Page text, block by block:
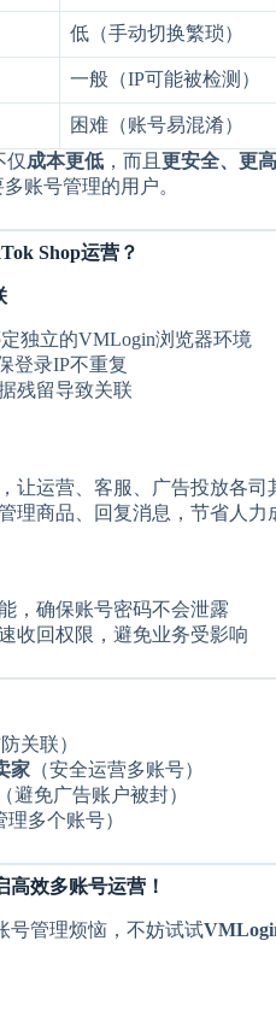
低（手动切换繁琐）
一般（IP可能被检测）
困难（账号易混淆）
仅成本更低 ，而且 更安全、更
账号管理的用户。
Shop运营？
独立的VMLogin浏览器环境
登录IP不重复
残留导致关联
让运营、客服、广告投放各司
理商品、回复消息，节省人力
，确保账号密码不会泄露
收回权限，避免业务受影响
关联）
家 （安全运营多账号）
（避免广告账户被封）
理多个账号）
效多账号运营！
号管理烦恼，不妨试试